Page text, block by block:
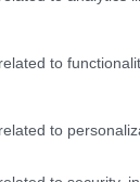
to
to
pressoché
ma staccata dal
la situazione al